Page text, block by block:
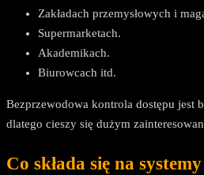
Zakładach przemysłowych i
Supermarketach.
Akademikach.
Biurowcach itd.
Bezprzewodowa kontrola dostępu jest
dlatego cieszy się dużym
Co składa się na